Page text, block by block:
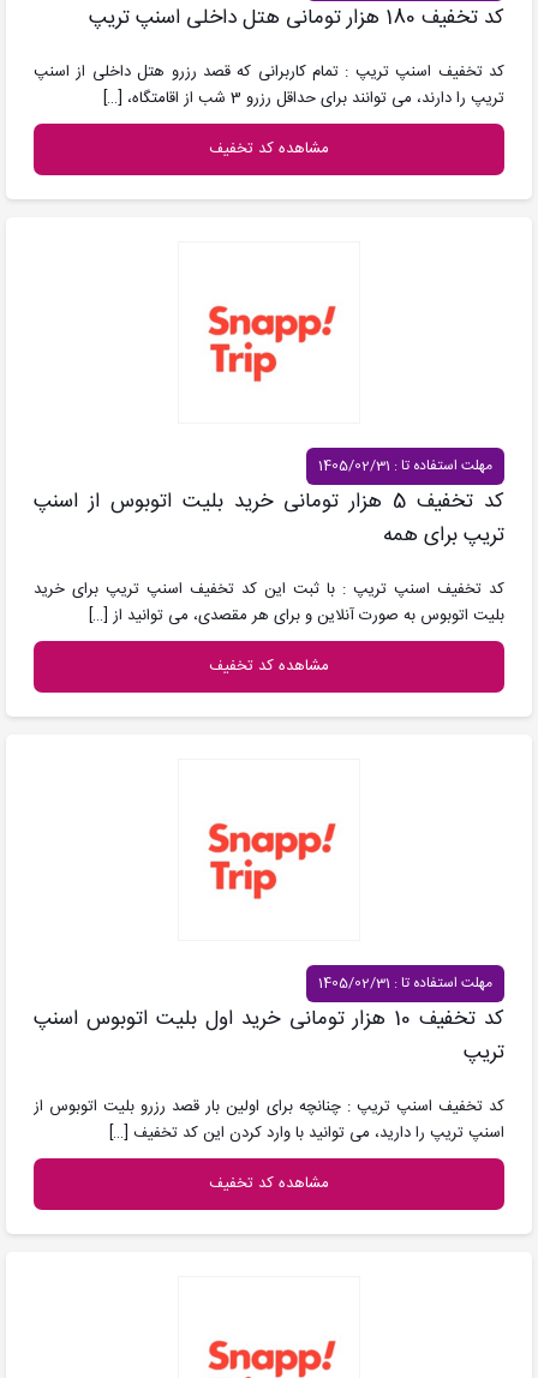
کد تخفیف 180 هزار تومانی هتل داخلی اسنپ تریپ
کد تخفیف اسنپ تریپ : تمام کاربرانی که قصد رزرو هتل داخلی از اسنپ
تریپ را دارند، می توانند برای حداقل رزرو 3 شب از اقامتگاه،
[…]
مشاهده کد تخفیف
مهلت استفاده تا : 1405/02/31
کد تخفیف 5 هزار تومانی خرید بلیت اتوبوس از اسنپ
تریپ برای همه
کد تخفیف اسنپ تریپ : با ثبت این کد تخفیف اسنپ تریپ برای خرید
بلیت اتوبوس به صورت آنلاین و برای هر مقصدی، می توانید از […]
مشاهده کد تخفیف
مهلت استفاده تا : 1405/02/31
کد تخفیف 10 هزار تومانی خرید اول بلیت اتوبوس اسنپ
تریپ
کد تخفیف اسنپ تریپ : چنانچه برای اولین بار قصد رزرو بلیت اتوبوس از
اسنپ تریپ را دارید، می توانید با وارد کردن این کد تخفیف […]
مشاهده کد تخفیف